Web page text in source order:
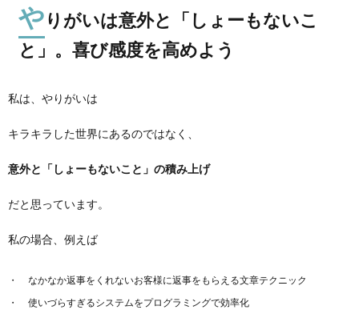
やりがいは意外と「しょーもないこ
と」。喜び感度を高めよう
私は、やりがいは
キラキラした世界にあるのではなく、
意外と「しょーもないこと」の積み上げ
だと思っています。
私の場合、例えば
なかなか返事をくれないお客様に返事をもらえる文章テクニック
使いづらすぎるシステムをプログラミングで効率化